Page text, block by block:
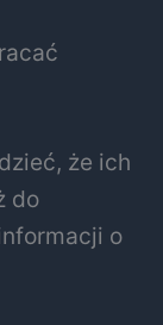
że ich
do
o